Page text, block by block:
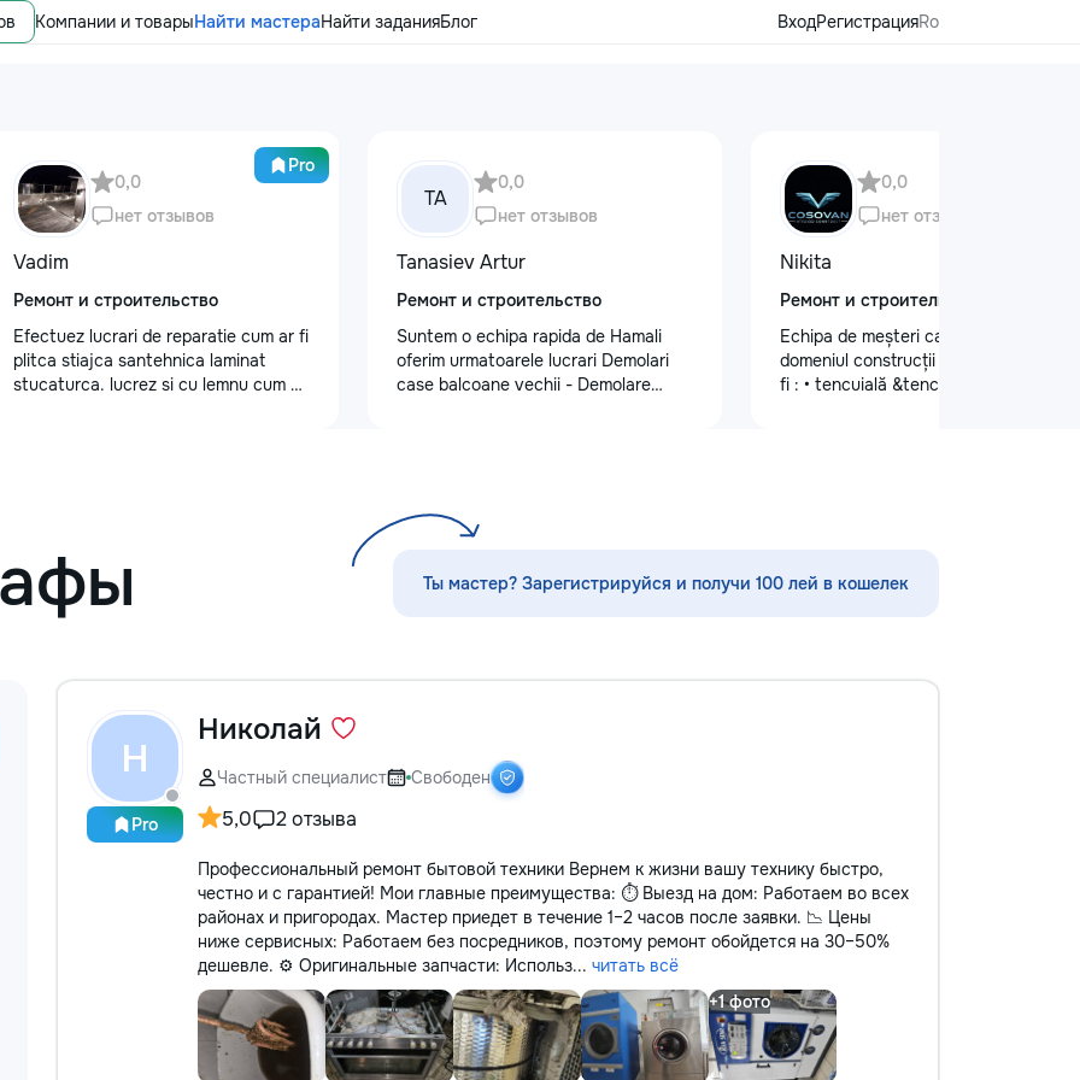
Компании и товарыНайти мастераНайти заданияБлог ВходРегистрацияRo
Pro
0,0
нет отзывов
Vadim
Ремонт и строительство
Efectuez lucrari de reparatie cum ar fi
plitca stiajca santehnica laminat
stucaturca. lucrez si cu lemnu cum ar
TA
0,0
нет отзывов
Tanasiev Artur
Ремонт и строительство
Suntem o echipa rapida de Hamali
oferim urmatoarele lucrari Demolari
case balcoane vechii - Demolare
Demontat parchet,sapă,teracota -
0,0
нет отзывов
Nikita
Ремонт и строительство
Echipa de meșteri calificați în
domeniul construcții și finisaje cum ar
fi : • tencuială &tencuială mecanizată
Ты мастер? Зарегистрируйся и получи 100 лей в кошелек
Н
Pro
Николай
Частный специалист Свободен
5,0 2 отзыва
Профессиональный ремонт бытовой техники Вернем к жизни вашу технику быстро,
честно и с гарантией! Мои главные преимущества: ⏱️ Выезд на дом: Работаем во всех
районах и пригородах. Мастер приедет в течение 1–2 часов после заявки. 📉 Цены
ниже сервисных: Работаем без посредников, поэтому ремонт обойдется на 30–50%
дешевле. ⚙️ Оригинальные запчасти: Использ... читать всё